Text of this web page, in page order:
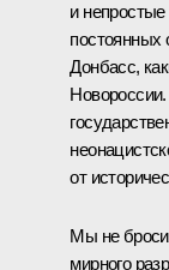
и
постоянных
Донбасс,
от
Мы не
мирного